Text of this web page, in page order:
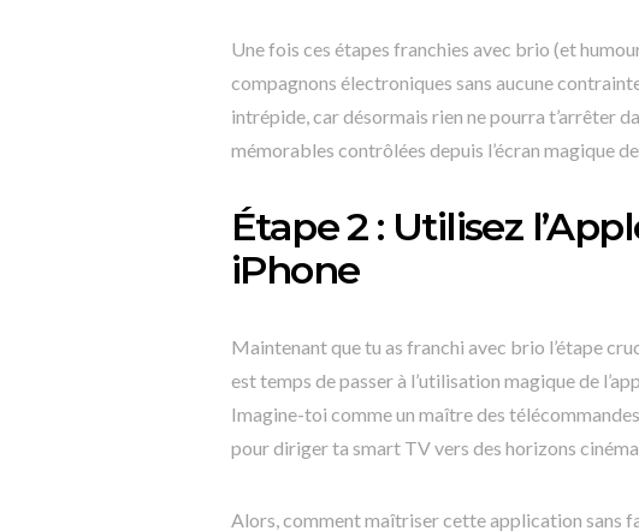
Une fois ces étapes franchies avec brio (et
compagnons électroniques sans aucune
intrépide, car désormais rien ne pourra t’arrêter
mémorables contrôlées depuis l’écran magique
Étape 2 : Utilisez
iPhone
Maintenant que tu as franchi avec brio l’étape
est temps de passer à l’utilisation magique de
Imagine-toi comme un maître des
pour diriger ta smart TV vers des horizons
Alors, comment maîtriser cette application sans